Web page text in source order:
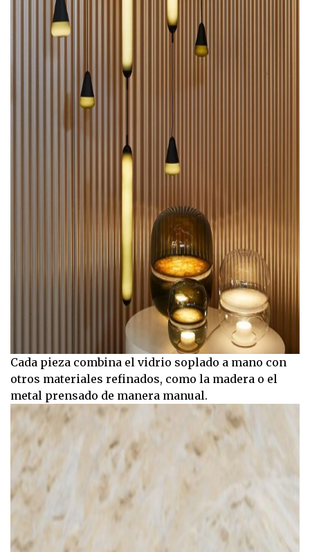
Cada pieza combina el vidrio soplado a mano con
otros materiales refinados, como la madera o el
metal prensado de manera manual.